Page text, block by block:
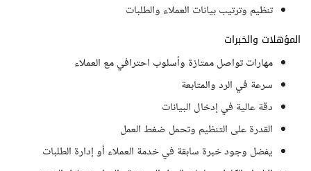
تنظيم وترتيب بيانات العملاء والطلبات
المؤهلات والخبرات
مهارات تواصل ممتازة وأسلوب احترافي مع العملاء
سرعة في الرد والمتابعة
دقة عالية في إدخال البيانات
القدرة على التنظيم وتحمل ضغط العمل
يفضل وجود خبرة سابقة في خدمة العملاء أو إدارة الطلبات